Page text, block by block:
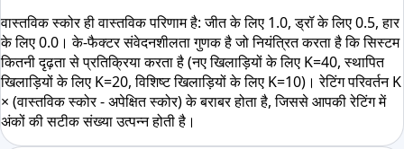
वास्तविक स्कोर ही वास्तविक परिणाम है: जीत के लिए 1.0, ड्रॉ के लिए 0.5, हार
के लिए 0.0। के-फैक्टर संवेदनशीलता गुणक है जो नियंत्रित करता है कि सिस्टम
कितनी दृढ़ता से प्रतिक्रिया करता है (नए खिलाड़ियों के लिए K=40, स्थापित
खिलाड़ियों के लिए K=20, विशिष्ट खिलाड़ियों के लिए K=10)। रेटिंग परिवर्तन K
× (वास्तविक स्कोर - अपेक्षित स्कोर) के बराबर होता है, जिससे आपकी रेटिंग में
अंकों की सटीक संख्या उत्पन्न होती है।